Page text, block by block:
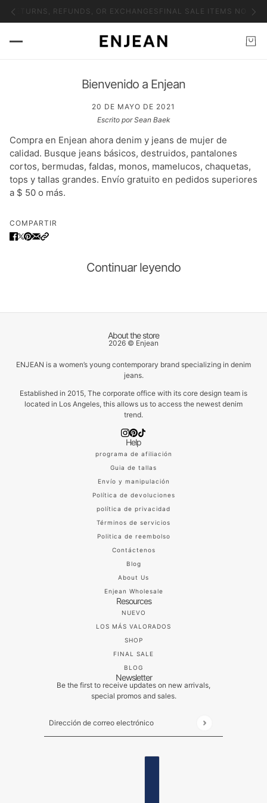
RETURNS, REFUNDS, OR EXCHANGESFINAL SALE ITEMS NO
Bienvenido a Enjean
20 DE MAYO DE 2021
Escrito por Sean Baek
Compra en Enjean ahora denim y jeans de mujer de
calidad. Busque jeans básicos, destruidos, pantalones
cortos, bermudas, faldas, monos, mamelucos, chaquetas,
tops y tallas grandes. Envío gratuito en pedidos superiores
a $ 50 o más.
COMPARTIR
Continuar leyendo
About the store
2026 © Enjean
ENJEAN is a women’s young contemporary brand specializing in denim
jeans.
Established in 2015, The corporate office with its core design team is
located in Los Angeles, this allows us to access the newest denim
trend.
Help
programa de afiliación
Guia de tallas
Envío y manipulación
Política de devoluciones
política de privacidad
Términos de servicios
Politica de reembolso
Contáctenos
Blog
About Us
Enjean Wholesale
Resources
NUEVO
LOS MÁS VALORADOS
SHOP
FINAL SALE
BLOG
Newsletter
Be the first to receive updates on new arrivals,
special promos and sales.
Dirección de correo electrónico
Este sitio está protegido por hCaptcha y se aplican